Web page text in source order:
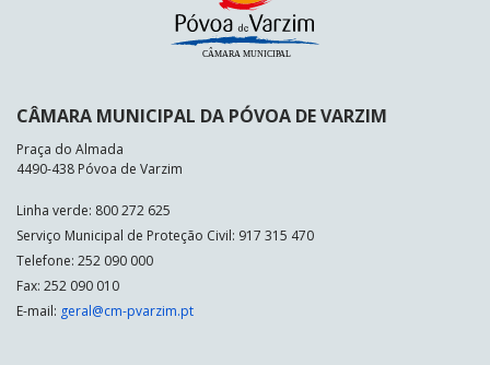
CÂMARA MUNICIPAL DA PÓVOA DE VARZIM
Praça do Almada
4490-438 Póvoa de Varzim
Linha verde: 800 272 625
Serviço Municipal de Proteção Civil: 917 315 470
Telefone: 252 090 000
Fax: 252 090 010
E-mail: geral@cm-pvarzim.pt